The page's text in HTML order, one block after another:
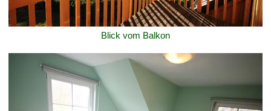
Blick vom Balkon